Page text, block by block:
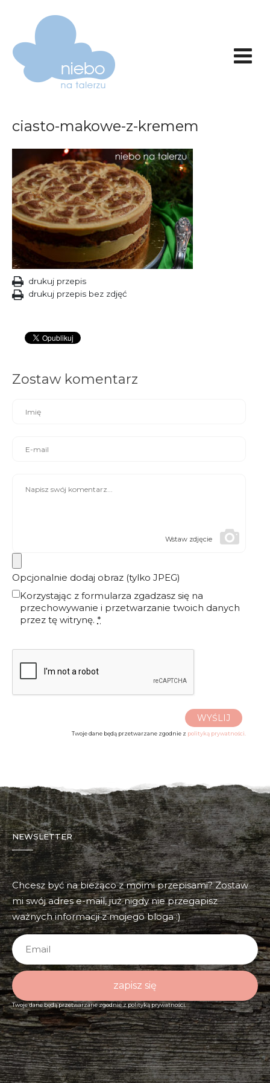
ciasto-makowe-z-kremem
drukuj przepis
drukuj przepis bez zdjęć
Zostaw komentarz
Wstaw zdjęcie
Opcjonalnie dodaj obraz (tylko JPEG)
Korzystając z formularza zgadzasz się na
przechowywanie i przetwarzanie twoich danych
przez tę witrynę. *
WYŚLIJ
Twoje dane będą przetwarzane zgodnie z polityką prywatności.
NEWSLETTER
Chcesz być na bieżąco z moimi przepisami? Zostaw
mi swój adres e-mail, już nigdy nie przegapisz
ważnych informacji z mojego bloga :)
zapisz się
Twoje dane będą przetwarzane zgodnie zpolityką prywatności.